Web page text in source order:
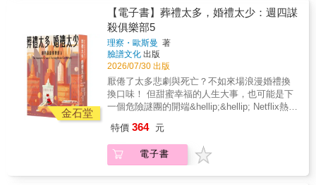
情……最令人驚喜的可能是這第三集的結尾完
全沒有留下懸而未決的線索。讀者的許多疑問
已經獲得解決。真希望我有機會感謝拉森所帶
給我與其他數千萬讀者的樂趣。 ──薇兒．麥克
德米（英國推理小說名家） 各路人馬相互鬥智
的精采過程、每條支線的驚人轉折、各個角色
的情緒變化、所有情節的高潮起伏，將這個龐
大的故事變成條理分明、令人不忍釋卷的好看
小說。 難以超越的小說作品，無法複製的閱讀
起來……我終於完全了解莎蘭德這位奇女子，
其實也不過就像正常人有著愛恨情仇。只是她
勇於表現出來。讀完《直搗蜂窩的女孩》，我
作家TOP 1台灣高中職百校師長推薦「驚悚推
理，這些可精彩」瑞典每日新聞譽為「年度最
大文化輸出」★☆ 我們都愛莎蘭德 ☆★國際知
名作家史蒂芬．金、麥可．康納利、薇兒．麥
克德米、李．查德、麥可．翁達傑、米涅．渥
特絲、諾貝爾獎得主尤薩……小野、吳念真、
柯一正、王浩威、殷琪、南方朔、范立達、詹
宏志、光禹、譚光磊、臥斧、劉進興、黃國
華、張大魯、冬陽、杜鵑窩人、藍霄、余小
芳、顏九笙、Fran、WC看看……讚嘆推薦★☆
森傳世之作來自瑞典，史無前例攻占全球暢銷
書榜，屢創紀錄的完美小說，正待您品嘗《龍
紋身的女孩》MÄN SOM HATAR KVINNOR莎
調查員莎蘭德，身材瘦削、刺青處處、性情乖
僻，卻擁有高超詭譎的電腦技能與調查能力。
但若有人想欺負看似完美受害者的她，未來恐
怕會十分堪慮……一樁疑似小島密室的謀殺
案，一個權貴家族的黑暗歷史，一場小記者對
抗資本家的正義之戰，一段受害女子的復仇之
路，交織成這部精采絕倫的小說。全書處處驚
奇，令人拍案叫絕。★☆ 「千禧三部曲」獲獎
紀錄 ☆★兩度奪下兩屆北歐最佳犯罪小說「玻
璃鑰匙獎」美國安東尼大獎最佳首作美國亞馬
遜書店年度十大編輯選書亞馬遜讀者年度選書
之冠瑞典最佳犯罪小說獎 全瑞典讀書俱樂部會
員票選年度大書《紐約時報》年度百大選書歐
洲七大國家成人小說年度暢銷總冠軍銀河英國
遇到這種狀況：葬禮太多，婚禮太少。」 藏身
養老社區中的推理辦案同好會「週四謀殺俱樂
部」解決過諸多警方束手無策的懸案與自己身
邊的謎團，但也見識過太多的生離死別，讓他
們衷心希望日子能換換口味，少一點命案、屍
體、間諜，多一點愛與歡樂。 願望很快就實現
了──俱樂部成員喬伊絲的女兒喬安娜即將舉辦
婚禮，新郎保羅是個一表人才的社會學教授，
讓丈母娘和夥伴們都相當滿意。然而，就在這
溫暖喜悅的時刻，伴郎尼克突然攔下了俱樂部
尼克出門前發現車子被人安裝了炸彈，卻又不
想破壞朋友的大喜之日，只好假裝鎮定，照常
出席婚禮。雖然暫且逃過一劫，但他想要低調
金石堂
【電子書】葬禮太多，婚禮太少：週四謀
殺俱樂部5
理察・歐斯曼 著
臉譜文化 出版
2026/07/30 出版
厭倦了太多悲劇與死亡？不如來場浪漫婚禮換
換口味！ 但甜蜜幸福的人生大事，也可能是下
一個危險謎團的開端&hellip;&hellip; Netflix熱門
謀殺俱樂部》全新續篇 ★英國圖書獎年度最佳
犯罪小說決選入圍 ★Goodreads年度讀者票選
獎最佳犯罪推理小說決選入圍 ★美國亞馬遜網
特價 364 元
電子書